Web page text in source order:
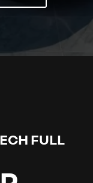
FULL